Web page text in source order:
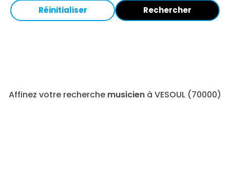
Réinitialiser Rechercher
Affinez votre recherche musicien à VESOUL (70000)